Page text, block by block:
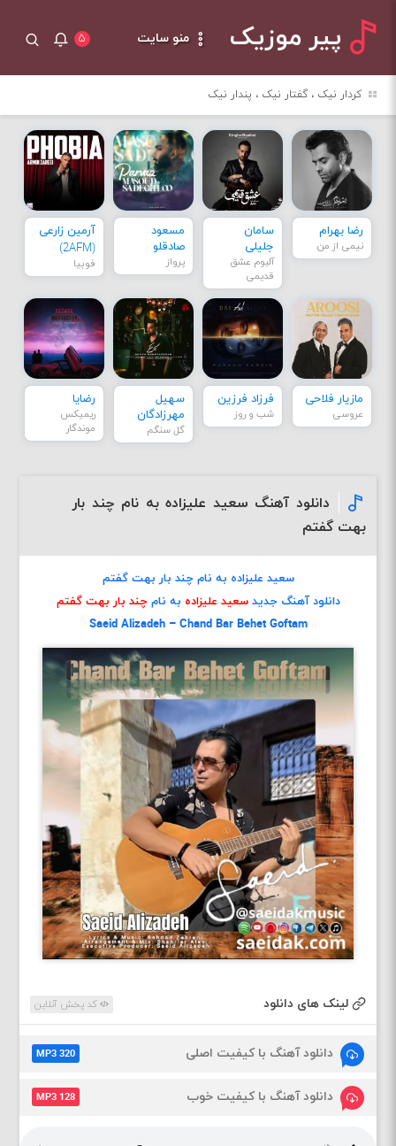
پیر موزیک منو سایت ۵
کردار نیک ، گفتار نیک ، پندار نیک
رضا بهرام
نیمی از من
سامان
جلیلی
آلبوم عشق
قدیمی
مسعود
صادقلو
پرواز
آرمین زارعی
(2AFM)
فوبیا
مازیار فلاحی
عروسی
فرزاد فرزین
شب و روز
سهیل
مهرزادگان
گل سنگم
رضایا
ریمیکس
موندگار
دانلود آهنگ سعید علیزاده به نام چند بار
بهت گفتم
سعید علیزاده به نام چند بار بهت گفتم
دانلود آهنگ جدید سعید علیزاده به نام چند بار بهت گفتم
Saeid Alizadeh – Chand Bar Behet Goftam
لینک های دانلود کد پخش آنلاین
دانلود آهنگ با کیفیت اصلی MP3 320
دانلود آهنگ با کیفیت خوب MP3 128